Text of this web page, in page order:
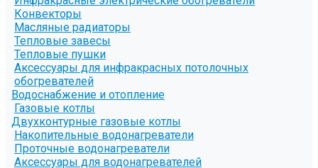
Конвекторы
Масляные радиаторы
Тепловые завесы
Тепловые пушки
Аксессуары для инфракрасных потолочных
обогревателей
Водоснабжение и отопление
Газовые котлы
Двухконтурные газовые котлы
Накопительные водонагреватели
Проточные водонагреватели
Аксессуары для водонагревателей